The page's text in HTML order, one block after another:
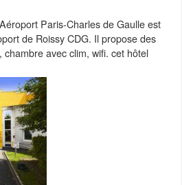
Paris-Charles de Gaulle est
de Roissy CDG. Il propose des
avec clim, wifi. cet hôtel